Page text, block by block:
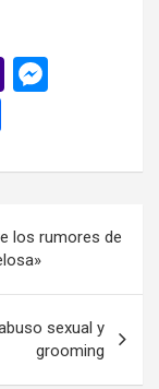
Y
o
M
ail
n
er
m
p
ar
tir
los rumores de
sexual y
grooming